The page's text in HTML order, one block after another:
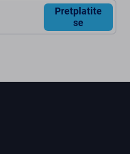
Pretplatite
se